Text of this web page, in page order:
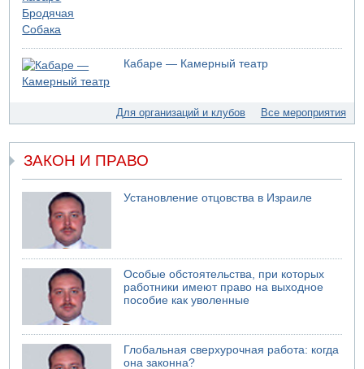
05.08.2026 10:19
Хуситы сообщают об атаке по Саудовскому танкеру
05.08.2026 10:16
Левые активисты пытались ворваться в офис
"Религиозного сионизма"
05.08.2026 06:42
05.08.2026 06:41
Кабаре — Камерный театр
Для организаций и клубов Все мероприятия
ЗАКОН И ПРАВО
Установление отцовства в Израиле
Особые обстоятельства, при которых
работники имеют право на выходное
пособие как уволенные
Глобальная сверхурочная работа: когда
она законна?